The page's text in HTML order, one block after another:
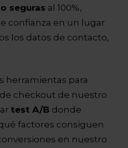
seguras al 100%,
confianza en un lugar
los datos de contacto,
herramientas para
checkout de nuestro
test A/B donde
factores consiguen
en nuestro